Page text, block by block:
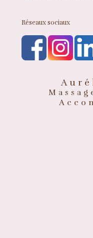
Réseaux sociaux